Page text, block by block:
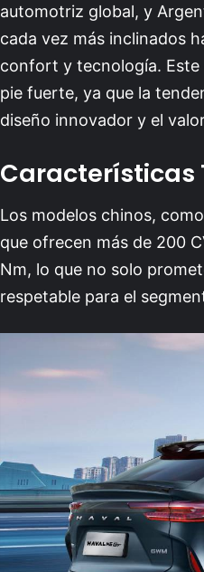
automotriz global, y
cada vez más inclinados
confort y tecnología.
pie fuerte, ya que la
diseño innovador y el
Características
Los modelos chinos,
que ofrecen más de 200
Nm, lo que no solo
respetable para el